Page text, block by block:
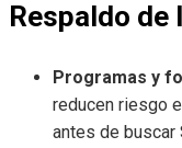
Respaldo
Programas y
reducen riesgo
antes de buscar